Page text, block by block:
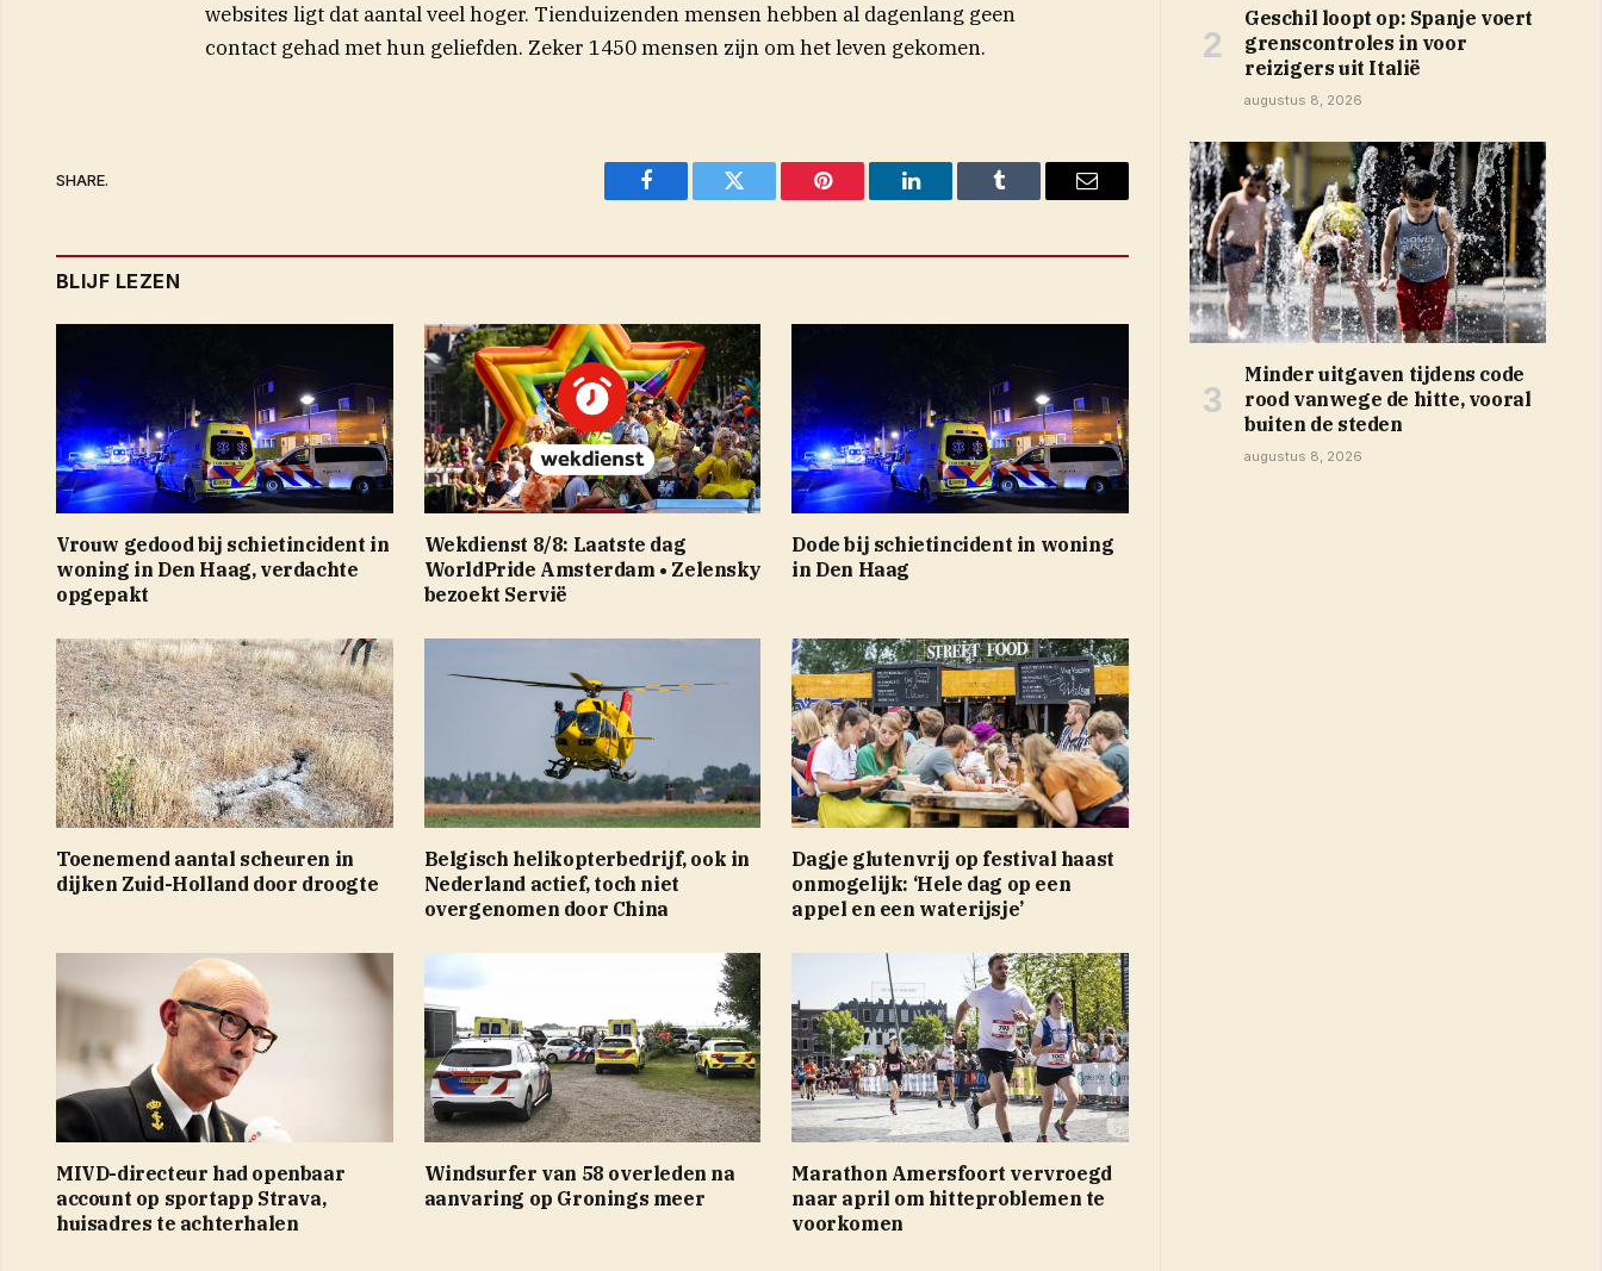
websites ligt dat aantal veel hoger. Tienduizenden mensen hebben al dagenlang geen
contact gehad met hun geliefden. Zeker 1450 mensen zijn om het leven gekomen.
SHARE.
Facebook Twitter Pinterest LinkedIn Tumblr Email
BLIJF LEZEN
Vrouw gedood bij schietincident in
woning in Den Haag, verdachte
opgepakt
Wekdienst 8/8: Laatste dag
WorldPride Amsterdam • Zelensky
bezoekt Servië
Dode bij schietincident in woning
in Den Haag
Toenemend aantal scheuren in
dijken Zuid-Holland door droogte
Belgisch helikopterbedrijf, ook in
Nederland actief, toch niet
overgenomen door China
Dagje glutenvrij op festival haast
onmogelijk: ‘Hele dag op een
appel en een waterijsje’
MIVD-directeur had openbaar
account op sportapp Strava,
huisadres te achterhalen
Windsurfer van 58 overleden na
aanvaring op Gronings meer
Marathon Amersfoort vervroegd
naar april om hitteproblemen te
voorkomen
Geschil loopt op: Spanje voert
grenscontroles in voor
reizigers uit Italië
augustus 8, 2026
Minder uitgaven tijdens code
rood vanwege de hitte, vooral
buiten de steden
augustus 8, 2026